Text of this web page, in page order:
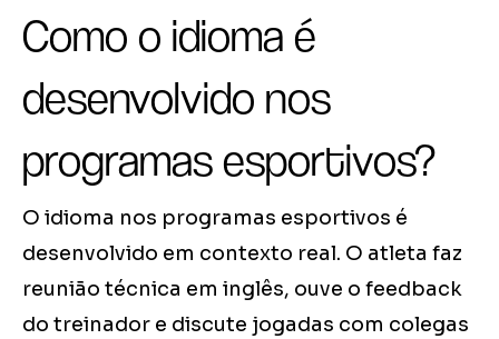
Como o idioma é
desenvolvido nos
programas esportivos?
O idioma nos programas esportivos é
desenvolvido em contexto real. O atleta faz
reunião técnica em inglês, ouve o feedback
do treinador e discute jogadas com colegas